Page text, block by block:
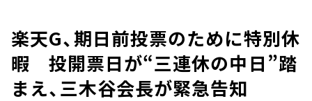
楽天G、期日前投票のために特別休
暇 投開票日が“三連休の中日”踏
まえ、三木谷会長が緊急告知